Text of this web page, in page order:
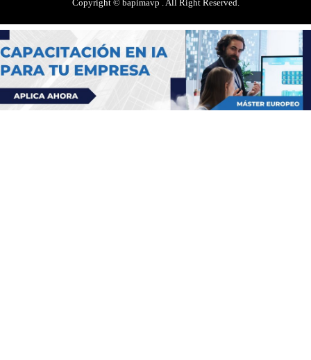
Copyright © bapimavp . All Right Reserved.